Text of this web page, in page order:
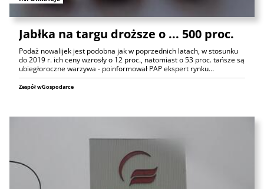
Jabłka na targu droższe o ... 500 proc.
Podaż nowalijek jest podobna jak w poprzednich latach, w stosunku
do 2019 r. ich ceny wzrosły o 12 proc., natomiast o 53 proc. tańsze są
ubiegłoroczne warzywa - poinformował PAP ekspert rynku…
Zespół wGospodarce